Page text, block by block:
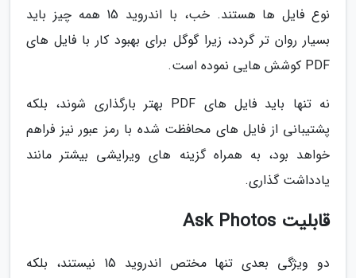
نوع فایل ها هستند. خب، با اندروید 15 همه چیز باید
بسیار روان تر گردد، زیرا گوگل برای بهبود کار با فایل های
PDF کوشش هایی نموده است.
نه تنها باید فایل های PDF بهتر بارگذاری شوند، بلکه
پشتیبانی از فایل های محافظت شده با رمز عبور نیز فراهم
خواهد بود، به همراه گزینه های ویرایشی بیشتر مانند
یادداشت گذاری.
قابلیت Ask Photos
دو ویژگی بعدی تنها مختص اندروید 15 نیستند، بلکه